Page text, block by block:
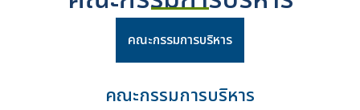
คณะกรรมการบริหาร
คณะกรรมการบริหาร